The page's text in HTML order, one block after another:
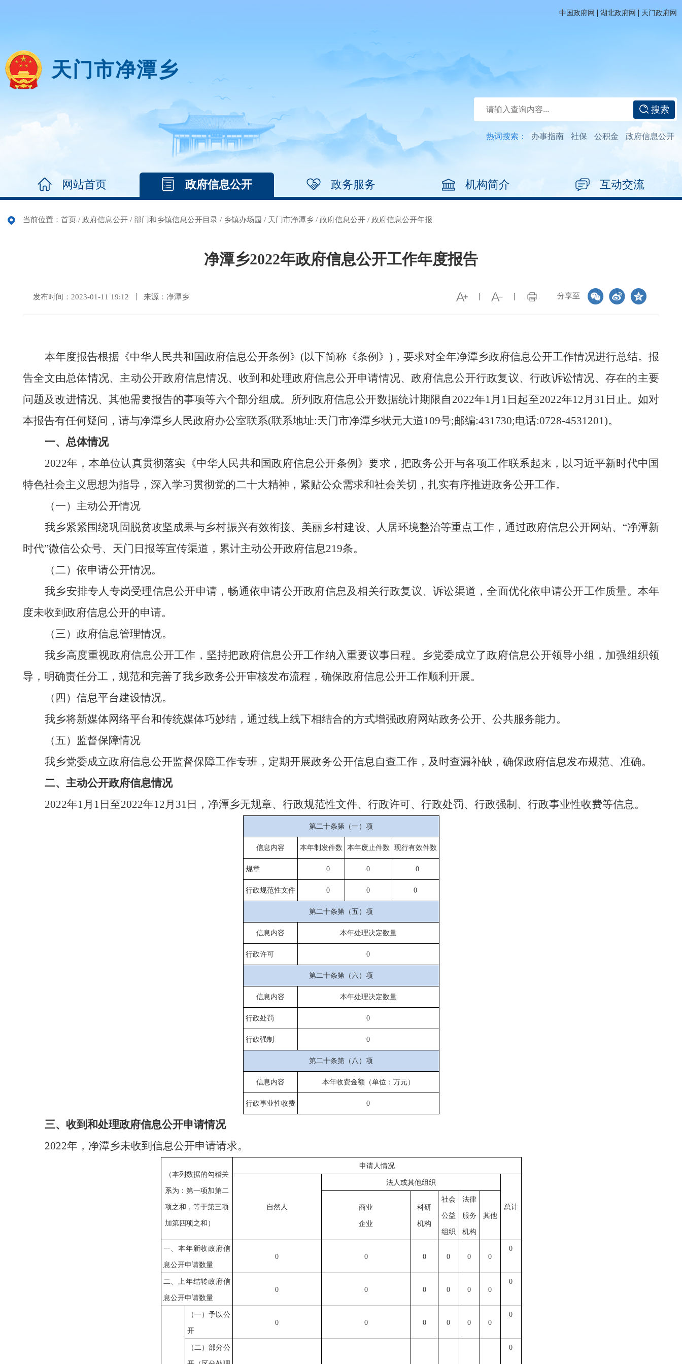
中国政府网 | 湖北政府网 | 天门政府网
天门市净潭乡
搜索
热词搜索： 办事指南 社保 公积金 政府信息公开
网站首页 政府信息公开 政务服务 机构简介 互动交流
当前位置： 首页 / 政府信息公开 / 部门和乡镇信息公开目录 / 乡镇办场园 / 天门市净潭乡 / 政府信息公开 / 政府信息公开年报
净潭乡2022年政府信息公开工作年度报告
分享至
发布时间：2023-01-11 19:12 来源：净潭乡
本年度报告根据《中华人民共和国政府信息公开条例》 (以下简称《条例》) ， 要求对全年净潭乡政府信息公开工作情况进行总结。报
告全文由总体情况、主动公开政府信息情况、收到和处理政府信息公开申请情况、政府信息公开行政复议、行政诉讼情况、存在的主要
问题及改进情况、其他需要报告的事项等六个部分组成。所列政府信息公开数据统计期限自 2022年1月1日起至2022年12月31日止。如对
本报告有任何疑问，请与净潭乡人民政府办公室联系(联系地址:天门市净潭乡状元大道109号;邮编:431730;电话:0728-4531201)。
一、总体情况
2022年， 本单位认真贯彻落实《中华人民共和国政府信息公开条例》要求 ， 把政务公开与各项工作联系起来， 以习近平新时代中国
特色社会主义思想为指导，深入学习贯彻党的二十大精神 ， 紧贴公众需求和社会关切 ， 扎实有序推进政务公开工作。
（一） 主动公开情况
我乡紧紧围绕巩固脱贫攻坚成果与乡村振兴有效衔接、美丽乡村建设、人居环境整治等重点工作，通过政府信息公开网站、 “净潭新
时代”微信公众号、天门日报等宣传渠道，累计主动公开政府信息219条。
（二） 依申请公开情况。
我乡安排专人专岗受理信息公开申请，畅通依申请公开政府信息及相关行政复议、诉讼渠道 ，全面优化依申请公开工作质量。 本年
度未收到政府信息公开的申请。
（三） 政府信息管理情况。
我乡高度重视政府信息公开工作，坚持把政府信息公开工作纳入重要议事日程。 乡党委成立了政府信息公开领导小组 ， 加强组织领
导，明确责任分工 ， 规范和完善了我乡政务公开审核发布流程，确保政府信息公开工作顺利开展。
（ 四 ） 信息平台建设情况。
我乡将新媒体网络平台和传统媒体巧妙结 ， 通过线上线下相结合的方式增强政府网站政务公开、公共服务能力 。
（五） 监督保障情况
我乡党委成立政府信息公开监督保障工作专班 ， 定期开展政务公开信息自查工作，及时查漏补缺，确保政府信息发布规范、准确。
二、主动公开政府信息情况
2022年1月 1 日至2022年12月 31 日， 净潭乡无规章、行政规范性文件、行政许可、行政处罚、行政强制、行政事业性收费等信息。
第二十条第（一）项
信息内容 本年制发件数 本年废止件数 现行有效件数
规章 0 0 0
行政规范性文件 0 0 0
第二十条第（五）项
信息内容 本年处理决定数量
行政许可 0
第二十条第（六）项
信息内容 本年处理决定数量
行政处罚 0
行政强制 0
第二十条第（八）项
信息内容 本年收费金额（单位：万元）
行政事业性收费 0
三、 收到和处理政府信息公开申请情况
2022年， 净潭乡未收到信息公开申请请求。
（本列数据的勾稽关
系为：第一项加第二
项之和，等于第三项
加第四项之和）
申请人情况
自然人
法人或其他组织
总计
商业
企业
科研
机构
社会
公益
组织
法律
服务
机构
其他
一、本年新收政府信
息公开申请数量
0 0 0 0 0 0
0
二、上年结转政府信
息公开申请数量
0 0 0 0 0 0
0
（一）予以公
开
0 0 0 0 0 0
0
（二）部分公 0